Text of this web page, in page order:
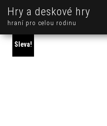
Hry a deskové hry
hraní pro celou rodinu
Sleva!